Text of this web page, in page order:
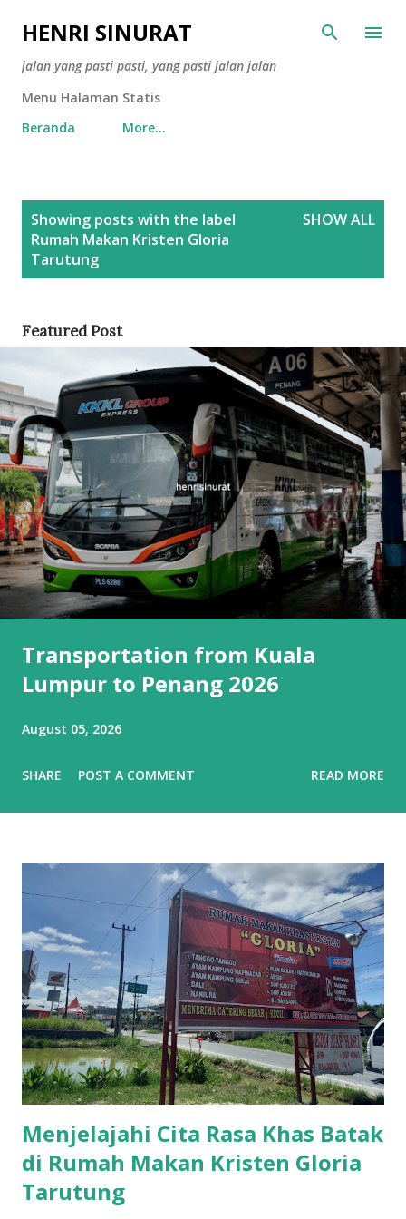
Skip to main content
HENRI SINURAT
jalan yang pasti pasti, yang pasti jalan jalan
Menu Halaman Statis
Beranda
More…
Showing posts with the label
Rumah Makan Kristen Gloria
Tarutung
SHOW ALL
Featured Post
Transportation from Kuala
Lumpur to Penang 2026
August 05, 2026
SHARE POST A COMMENT READ MORE
Menjelajahi Cita Rasa Khas Batak
di Rumah Makan Kristen Gloria
Tarutung